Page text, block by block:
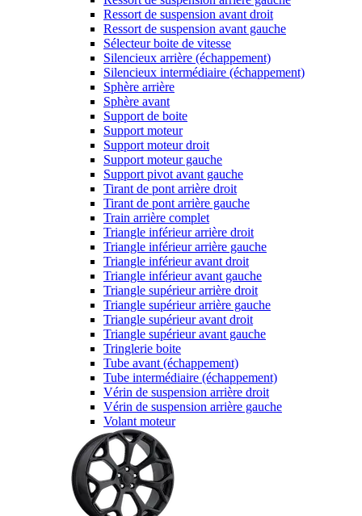
Ressort de suspension avant droit
Ressort de suspension avant gauche
Sélecteur boite de vitesse
Silencieux arrière (échappement)
Silencieux intermédiaire (échappement)
Sphère arrière
Sphère avant
Support de boite
Support moteur
Support moteur droit
Support moteur gauche
Support pivot avant gauche
Tirant de pont arrière droit
Tirant de pont arrière gauche
Train arrière complet
Triangle inférieur arrière droit
Triangle inférieur arrière gauche
Triangle inférieur avant droit
Triangle inférieur avant gauche
Triangle supérieur arrière droit
Triangle supérieur arrière gauche
Triangle supérieur avant droit
Triangle supérieur avant gauche
Tringlerie boite
Tube avant (échappement)
Tube intermédiaire (échappement)
Vérin de suspension arrière droit
Vérin de suspension arrière gauche
Volant moteur